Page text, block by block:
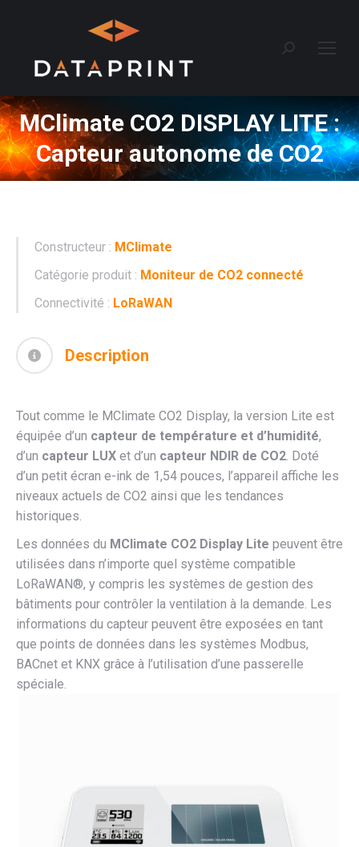
Recherche
MClimate CO2 DISPLAY LITE :
Capteur autonome de CO2
Constructeur : MClimate
Catégorie produit : Moniteur de CO2 connecté
Connectivité : LoRaWAN
Description
Tout comme le MClimate CO2 Display, la version Lite est
équipée d’un capteur de température et d’humidité,
d’un capteur LUX et d’un capteur NDIR de CO2. Doté
d’un petit écran e-ink de 1,54 pouces, l’appareil affiche les
niveaux actuels de CO2 ainsi que les tendances
historiques.
Les données du MClimate CO2 Display Lite peuvent être
utilisées dans n’importe quel système compatible
LoRaWAN®, y compris les systèmes de gestion des
bâtiments pour contrôler la ventilation à la demande. Les
informations du capteur peuvent être exposées en tant
que points de données dans les systèmes Modbus,
BACnet et KNX grâce à l’utilisation d’une passerelle
spéciale.